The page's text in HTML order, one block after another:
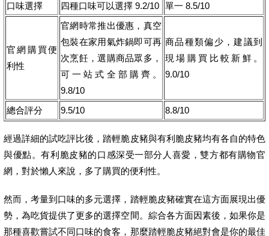
口味選擇
四種口味可以選擇 9.2/10 單一 8.5/10
官網購買便
利性
官網時常推出優惠，真空
包裝在家用氣炸鍋即可再
次烹飪，選購商品眾多，
可一站式全部購齊。
9.8/10
商品種類偏少，建議到
現場購買比較新鮮。
9.0/10
總合評分 9.5/10 8.8/10
經過詳細的試吃評比後，踏輕脆皮豬與有利脆皮豬均有各自的特色
與優點。有利脆皮豬的口感深受一部分人喜愛，雙方都有購物官
網，對於懶人來說，多了購買的便利性。
然而，考量到口味的多元選擇，踏輕脆皮豬確實在這方面展現出優
勢，為吃貨提供了更多的選擇空間。綜合各方面因素後，如果你是
那種喜歡嘗試不同口味的食客，那麼踏輕脆皮豬絕對會是你的最佳